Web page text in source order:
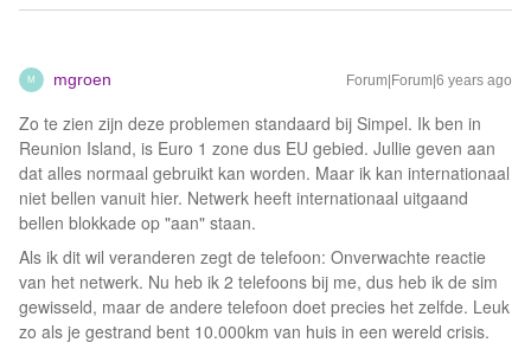
M mgroen Forum|Forum|6 years ago
Zo te zien zijn deze problemen standaard bij Simpel. Ik ben in
Reunion Island, is Euro 1 zone dus EU gebied. Jullie geven aan
dat alles normaal gebruikt kan worden. Maar ik kan internationaal
niet bellen vanuit hier. Netwerk heeft internationaal uitgaand
bellen blokkade op "aan" staan.
Als ik dit wil veranderen zegt de telefoon: Onverwachte reactie
van het netwerk. Nu heb ik 2 telefoons bij me, dus heb ik de sim
gewisseld, maar de andere telefoon doet precies het zelfde. Leuk
zo als je gestrand bent 10.000km van huis in een wereld crisis.